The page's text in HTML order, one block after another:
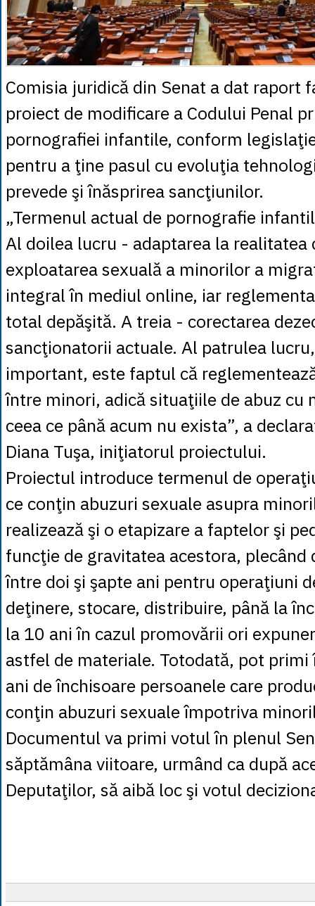
Comisia juridică din Senat a dat raport
proiect de modificare a Codului Penal
pornografiei infantile, conform
pentru a ţine pasul cu evoluţia
prevede şi înăsprirea sancţiunilor.
„Termenul actual de pornografie
Al doilea lucru - adaptarea la realitatea
exploatarea sexuală a minorilor a
integral în mediul online, iar
total depăşită. A treia - corectarea
sancţionatorii actuale. Al patrulea
important, este faptul că
între minori, adică situaţiile de abuz cu
ceea ce până acum nu exista”, a
Diana Tuşa, iniţiatorul proiectului.
Proiectul introduce termenul de
ce conţin abuzuri sexuale asupra
realizează şi o etapizare a faptelor şi
funcţie de gravitatea acestora, plecând
între doi şi şapte ani pentru operaţiuni
deţinere, stocare, distribuire, până la
la 10 ani în cazul promovării ori
astfel de materiale. Totodată, pot primi
ani de închisoare persoanele care
conţin abuzuri sexuale împotriva
Documentul va primi votul în plenul
săptămâna viitoare, urmând ca după
Deputaţilor, să aibă loc şi votul